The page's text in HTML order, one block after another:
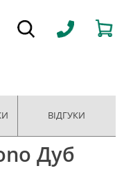
ВІДГУКИ
Дуб